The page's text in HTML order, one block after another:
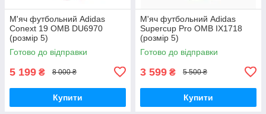
М'яч футбольний Adidas
Conext 19 OMB DU6970
(розмір 5)
Готово до відправки
5 199 ₴ 8 000 ₴
Купити
М'яч футбольний Adidas
Supercup Pro OMB IX1718
(розмір 5)
Готово до відправки
3 599 ₴ 5 500 ₴
Купити